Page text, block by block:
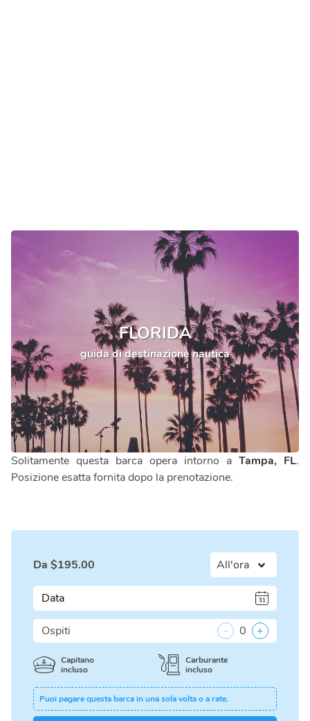
FLORIDA
guida di destinazione nautica
Solitamente questa barca opera intorno a Tampa, FL.
Posizione esatta fornita dopo la prenotazione.
Da $195.00
Data
Ospiti - 0 +
Capitano
incluso
Carburante
incluso
Puoi pagare questa barca in una sola volta o a rate.